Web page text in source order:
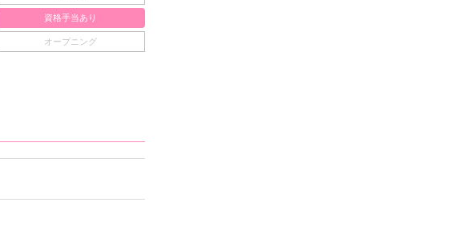
資格手当あり
オープニング